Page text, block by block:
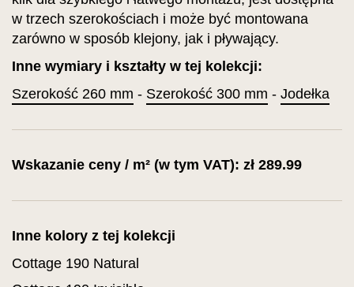
w trzech szerokościach i może być montowana
zarówno w sposób klejony, jak i pływający.
Inne wymiary i kształty w tej kolekcji:
Szerokość 260 mm - Szerokość 300 mm - Jodełka
Wskazanie ceny / m² (w tym VAT): zł 289.99
Inne kolory z tej kolekcji
Cottage 190 Natural